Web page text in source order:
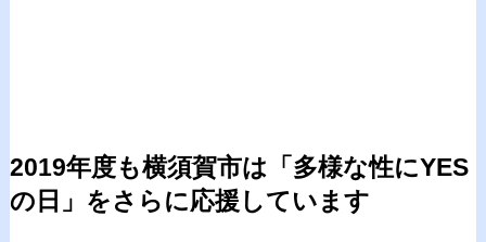
2019年度も横須賀市は「多様な性にYES
の日」をさらに応援しています